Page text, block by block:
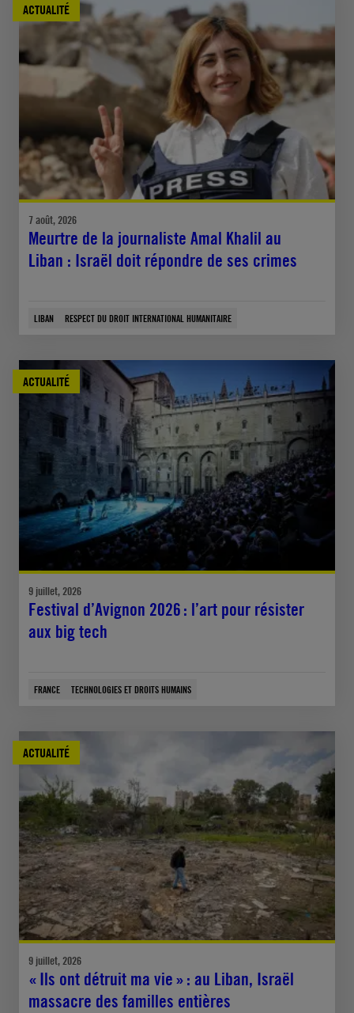
ACTUALITÉ
7 août, 2026
Meurtre de la journaliste Amal Khalil au
Liban : Israël doit répondre de ses crimes
LIBAN RESPECT DU DROIT INTERNATIONAL HUMANITAIRE
ACTUALITÉ
9 juillet, 2026
Festival d’Avignon 2026 : l’art pour résister
aux big tech
FRANCE TECHNOLOGIES ET DROITS HUMAINS
ACTUALITÉ
9 juillet, 2026
« Ils ont détruit ma vie » : au Liban, Israël
massacre des familles entières